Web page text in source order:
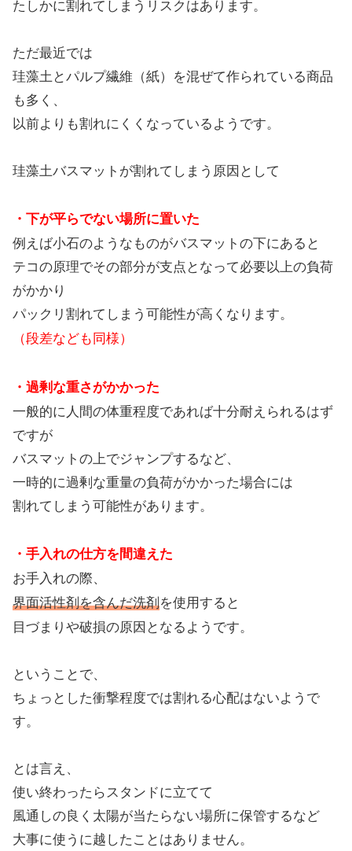
たしかに割れてしまうリスクはあります。
ただ最近では
珪藻土とパルプ繊維（紙）を混ぜて作られている商品
も多く、
以前よりも割れにくくなっているようです。
珪藻土バスマットが割れてしまう原因として
・下が平らでない場所に置いた
例えば小石のようなものがバスマットの下にあると
テコの原理でその部分が支点となって必要以上の負荷
がかかり
パックリ割れてしまう可能性が高くなります。
（段差なども同様）
・過剰な重さがかかった
一般的に人間の体重程度であれば十分耐えられるはず
ですが
バスマットの上でジャンプするなど、
一時的に過剰な重量の負荷がかかった場合には
割れてしまう可能性があります。
・手入れの仕方を間違えた
お手入れの際、
界面活性剤を含んだ洗剤を使用すると
目づまりや破損の原因となるようです。
ということで、
ちょっとした衝撃程度では割れる心配はないようで
す。
とは言え、
使い終わったらスタンドに立てて
風通しの良く太陽が当たらない場所に保管するなど
大事に使うに越したことはありません。